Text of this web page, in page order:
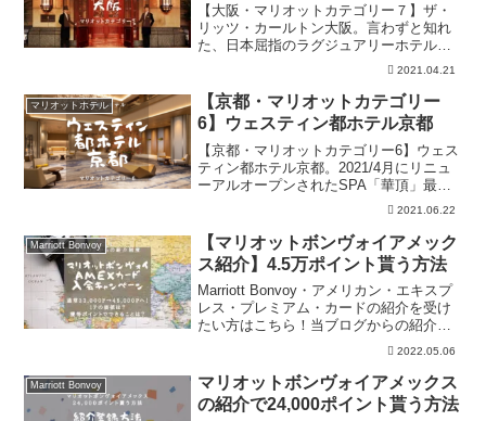
【大阪・マリオットカテゴリー７】ザ・
リッツ・カールトン大阪。言わずと知れ
た、日本屈指のラグジュアリーホテル。
どんなリッツ・カールトンの部屋やクラ
ブラウンジの詳細を徹底解説。また、
SPGアメックスカードを利用して、無料
で宿泊する方法も解説中。
2021.04.21
マリオットホテル
【京都・マリオットカテゴリー
6】ウェスティン都ホテル京都
【京都・マリオットカテゴリー6】ウェス
ティン都ホテル京都。2021/4月にリニュ
ーアルオープンされたSPA「華頂」最高
の極楽を得られる高級ホテル。そんなウ
「SPA」「朝食」「価格」別に徹底解
析。
2021.06.22
Marriott Bonvoy
【マリオットボンヴォイアメック
ス紹介】4.5万ポイント貰う方法
Marriott Bonvoy・アメリカン・エキスプ
レス・プレミアム・カードの紹介を受け
たい方はこちら！当ブログからの紹介で
条件を達成すれば4.5万ポイントを進呈！
無料でマリオット系列ホテルに宿泊した
り、マイルで無料航空券を発行できま
す！
2022.05.06
Marriott Bonvoy
マリオットボンヴォイアメックス
の紹介で24,000ポイント貰う方法